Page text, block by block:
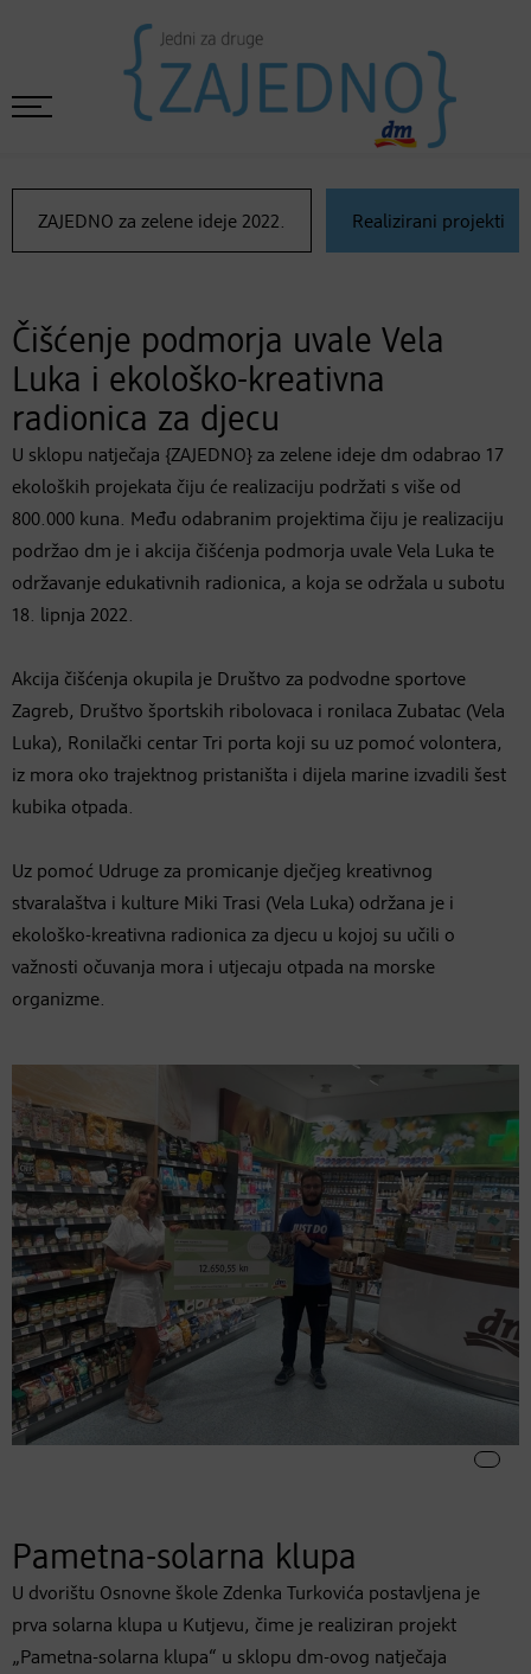
ZAJEDNO za zelene ideje 2022. Realizirani projekti
Čišćenje podmorja uvale Vela
Luka i ekološko-kreativna
radionica za djecu
U sklopu natječaja {ZAJEDNO} za zelene ideje dm odabrao 17
ekoloških projekata čiju će realizaciju podržati s više od
800.000 kuna. Među odabranim projektima čiju je realizaciju
podržao dm je i akcija čišćenja podmorja uvale Vela Luka te
održavanje edukativnih radionica, a koja se održala u subotu
18. lipnja 2022.
Akcija čišćenja okupila je Društvo za podvodne sportove
Zagreb, Društvo športskih ribolovaca i ronilaca Zubatac (Vela
Luka), Ronilački centar Tri porta koji su uz pomoć volontera,
iz mora oko trajektnog pristaništa i dijela marine izvadili šest
kubika otpada.
Uz pomoć Udruge za promicanje dječjeg kreativnog
stvaralaštva i kulture Miki Trasi (Vela Luka) održana je i
ekološko-kreativna radionica za djecu u kojoj su učili o
važnosti očuvanja mora i utjecaju otpada na morske
organizme.
Pametna-solarna klupa
U dvorištu Osnovne škole Zdenka Turkovića postavljena je
prva solarna klupa u Kutjevu, čime je realiziran projekt
„Pametna-solarna klupa“ u sklopu dm-ovog natječaja